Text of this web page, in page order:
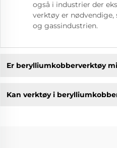
også i industrier der
verktøy er
og gassindustrien.
Er berylliumkobberverktøy
Kan verktøy i